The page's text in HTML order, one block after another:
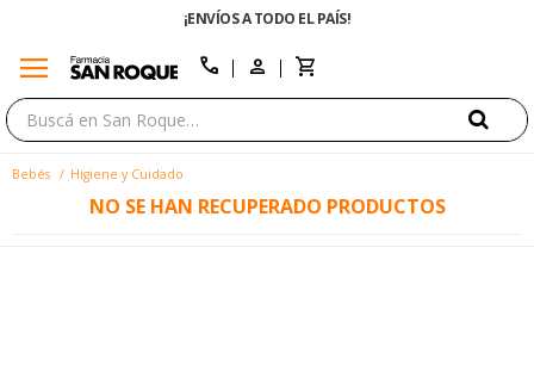
¡ENVÍOS A TODO EL PAÍS!
menu call
Bebés Higiene y Cuidado
NO SE HAN RECUPERADO PRODUCTOS
close